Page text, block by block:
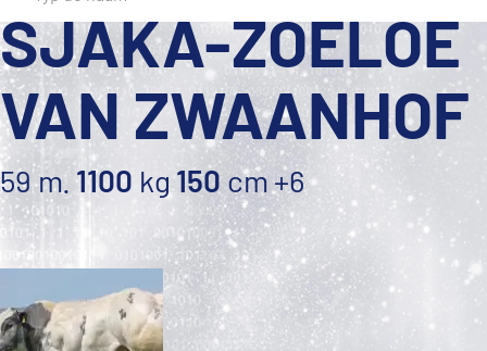
SJAKA-ZOELOE
VAN ZWAANHOF
59 m. 1100 kg 150cm +6